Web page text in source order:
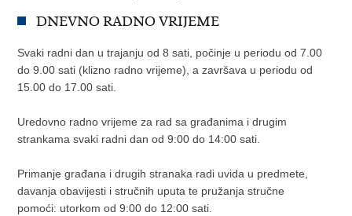
DNEVNO RADNO VRIJEME
Svaki radni dan u trajanju od 8 sati, počinje u periodu od 7.00
do 9.00 sati (klizno radno vrijeme), a završava u periodu od
15.00 do 17.00 sati.
Uredovno radno vrijeme za rad sa građanima i drugim
strankama svaki radni dan od 9:00 do 14:00 sati.
Primanje građana i drugih stranaka radi uvida u predmete,
davanja obavijesti i stručnih uputa te pružanja stručne
pomoći: utorkom od 9:00 do 12:00 sati.